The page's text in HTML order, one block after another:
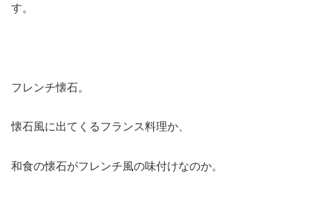
す。
フレンチ懐石。
懐石風に出てくるフランス料理か、
和食の懐石がフレンチ風の味付けなのか。